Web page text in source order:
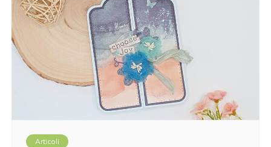
Articoli